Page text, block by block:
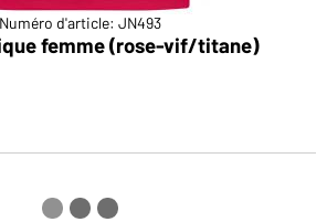
Numéro d'article: JN493
femme (rose-vif/titane)